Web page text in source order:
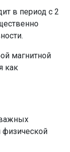
в период с 2
магнитной
как
физической